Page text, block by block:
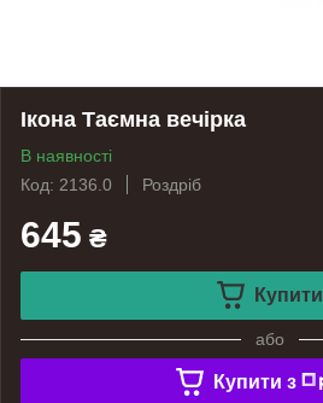
Ікона Таємна вечірка
В наявності
Код: 2136.0
Роздріб
645 ₴
Купити
або
Купити з